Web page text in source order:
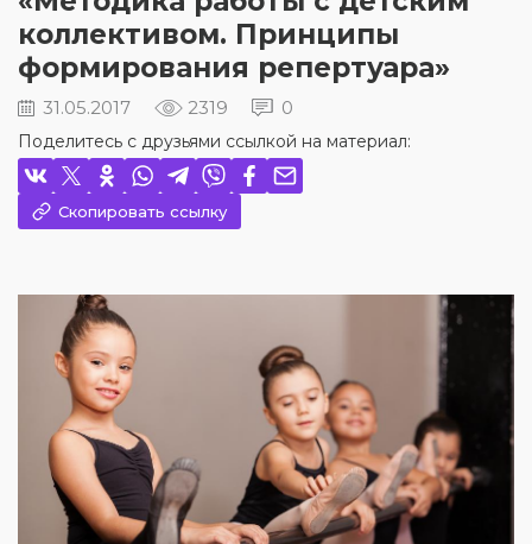
коллективом. Принципы
формирования репертуара»
31.05.2017 2319 0
Поделитесь с друзьями ссылкой на материал:
Скопировать ссылку